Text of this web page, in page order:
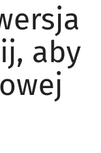
aby